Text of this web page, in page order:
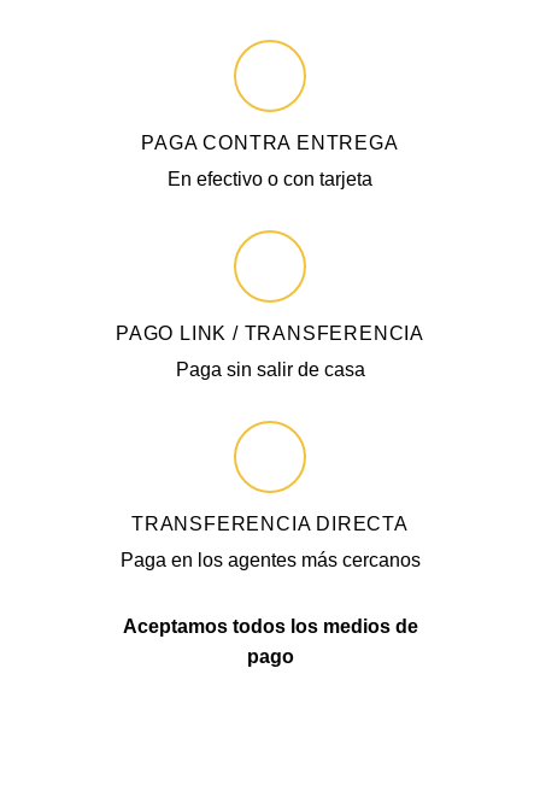
PAGA CONTRA ENTREGA
En efectivo o con tarjeta
PAGO LINK / TRANSFERENCIA
Paga sin salir de casa
TRANSFERENCIA DIRECTA
Paga en los agentes más cercanos
Aceptamos todos los medios de
pago